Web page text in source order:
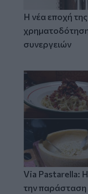
Η νέα εποχή της
συνεργειών
Via Pastarella:
την παράσταση